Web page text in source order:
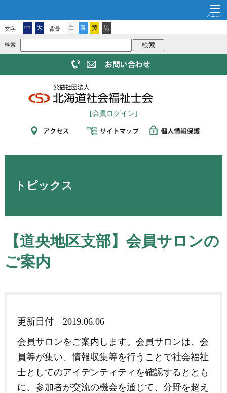
文字 中 大 背景 白 青 黄 黒
検索
[会員ログイン]
トピックス
【道央地区支部】会員サロンの
ご案内
更新日付 2019.06.06
会員サロンをご案内します。会員サロンは、会
員等が集い、情報収集等を行うことで社会福祉
士としてのアイデンティティを確認するととも
に、参加者が交流の機会を通じて、分野を超え